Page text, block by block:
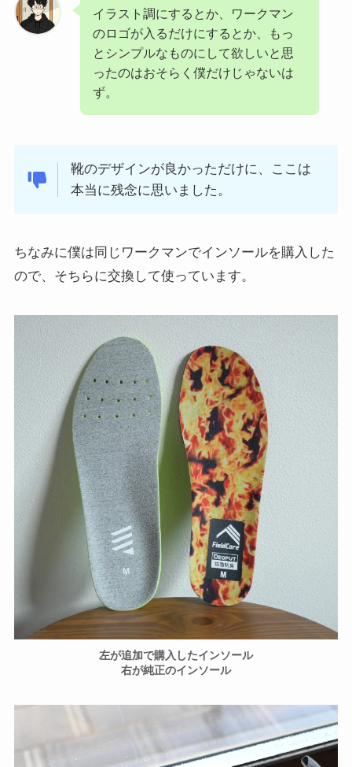
イラスト調にするとか、ワークマン
のロゴが入るだけにするとか、もっ
とシンプルなものにして欲しいと思
ったのはおそらく僕だけじゃないは
ず。
靴のデザインが良かっただけに、ここは
本当に残念に思いました。
ちなみに僕は同じワークマンでインソールを購入した
ので、そちらに交換して使っています。
左が追加で購入したインソール
右が純正のインソール